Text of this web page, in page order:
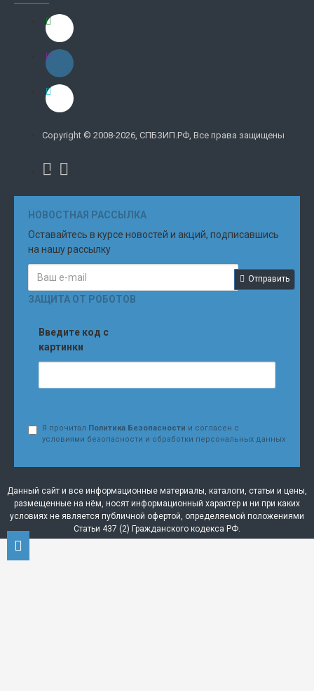
Copyright © 2008-2026, СПБЗИП.РФ, Все права защищены
НОВОСТНАЯ РАССЫЛКА
Оставайтесь в курсе новостей и акций, подписавшись
на нашу рассылку
Отправить
ЗАЩИТА ОТ РОБОТОВ
Введите код с
картинки
Я прочитал Политика Безопасности и согласен с
условиями безопасности и обработки персональных данных
Данный сайт и все информационные материалы, каталоги, статьи и цены,
размещенные на нём, носят информационный характер и ни при каких
условиях не является публичной офертой, определяемой положениями
Статьи 437 (2) Гражданского кодекса РФ.